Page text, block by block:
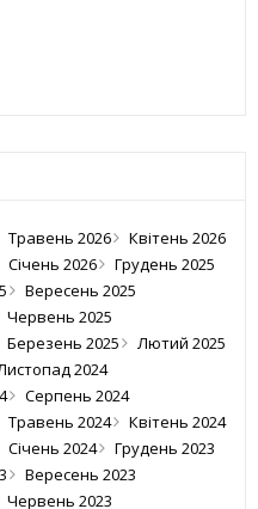
Травень 2026
Квітень 2026
Січень 2026
Грудень 2025
Вересень 2025
Червень 2025
Березень 2025
Лютий 2025
2024
Серпень 2024
Травень 2024
Квітень 2024
Січень 2024
Грудень 2023
Вересень 2023
Червень 2023